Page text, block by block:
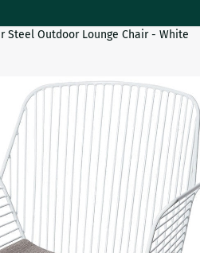
Steel Outdoor Lounge Chair - White